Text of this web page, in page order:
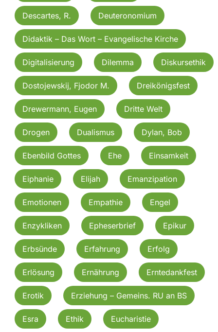
Descartes, R. Deuteronomium
Didaktik – Das Wort – Evangelische Kirche
Digitalisierung Dilemma Diskursethik
Dostojewskij, Fjodor M. Dreikönigsfest
Drewermann, Eugen Dritte Welt
Drogen Dualismus Dylan, Bob
Ebenbild Gottes Ehe Einsamkeit
Eiphanie Elijah Emanzipation
Emotionen Empathie Engel
Enzykliken Epheserbrief Epikur
Erbsünde Erfahrung Erfolg
Erlösung Ernährung Erntedankfest
Erotik Erziehung – Gemeins. RU an BS
Esra Ethik Eucharistie